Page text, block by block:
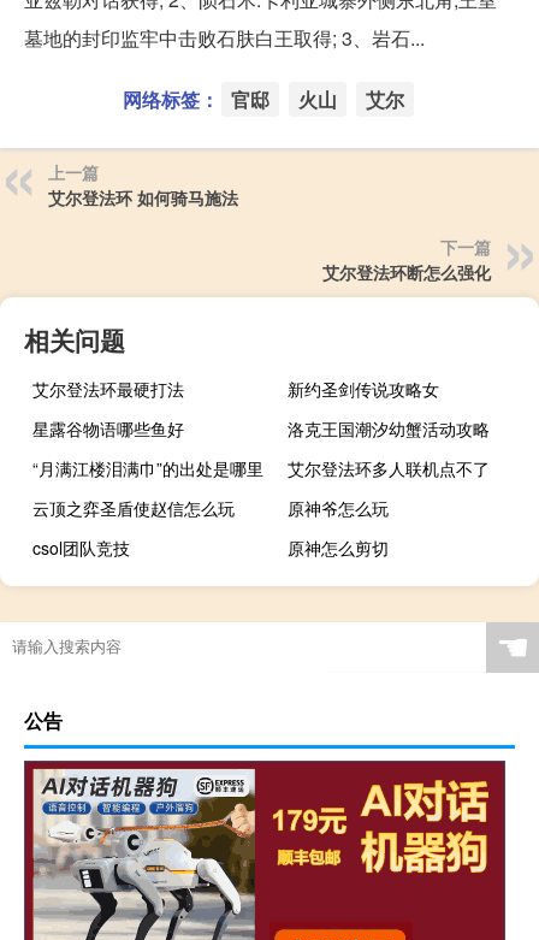
墓地的封印监牢中击败石肤白王取得; 3、岩石...
网络标签： 官邸 火山 艾尔
上一篇
艾尔登法环 如何骑马施法
下一篇
艾尔登法环断怎么强化
相关问题
艾尔登法环最硬打法
新约圣剑传说攻略女
星露谷物语哪些鱼好
洛克王国潮汐幼蟹活动攻略
“月满江楼泪满巾”的出处是哪里
艾尔登法环多人联机点不了
云顶之弈圣盾使赵信怎么玩
原神爷怎么玩
csol团队竞技
原神怎么剪切
☚
公告